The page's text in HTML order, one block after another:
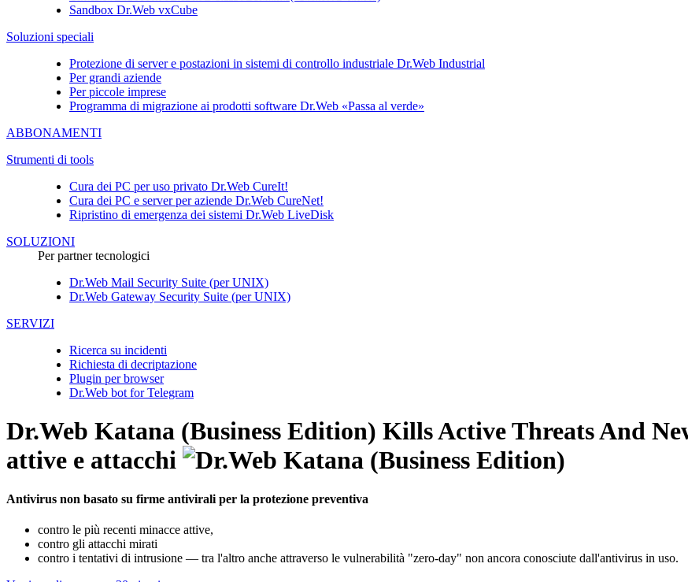
Sandbox Dr.Web vxCube
Soluzioni speciali
Protezione di server e postazioni in sistemi di controllo industriale Dr.Web Industrial
Per grandi aziende
Per piccole imprese
Programma di migrazione ai prodotti software Dr.Web «Passa al verde»
ABBONAMENTI
Strumenti di tools
Cura dei PC per uso privato Dr.Web CureIt!
Cura dei PC e server per aziende Dr.Web CureNet!
Ripristino di emergenza dei sistemi Dr.Web LiveDisk
SOLUZIONI
Per partner tecnologici
Dr.Web Mail Security Suite (per UNIX)
Dr.Web Gateway Security Suite (per UNIX)
SERVIZI
Ricerca su incidenti
Richiesta di decriptazione
Plugin per browser
Dr.Web bot for Telegram
Dr.Web Katana (Business Edition) Kills Active Threats And
attive e attacchi
Antivirus non basato su firme antivirali per la protezione preventiva
contro le più recenti minacce attive,
contro gli attacchi mirati
contro i tentativi di intrusione — tra l'altro anche attraverso le vulnerabilità "zero-day" non ancora conosciute dall'antivirus in uso.